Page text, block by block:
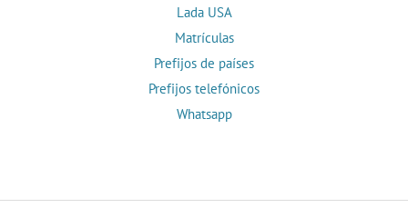
Lada USA
Matrículas
Prefijos de países
Prefijos telefónicos
Whatsapp